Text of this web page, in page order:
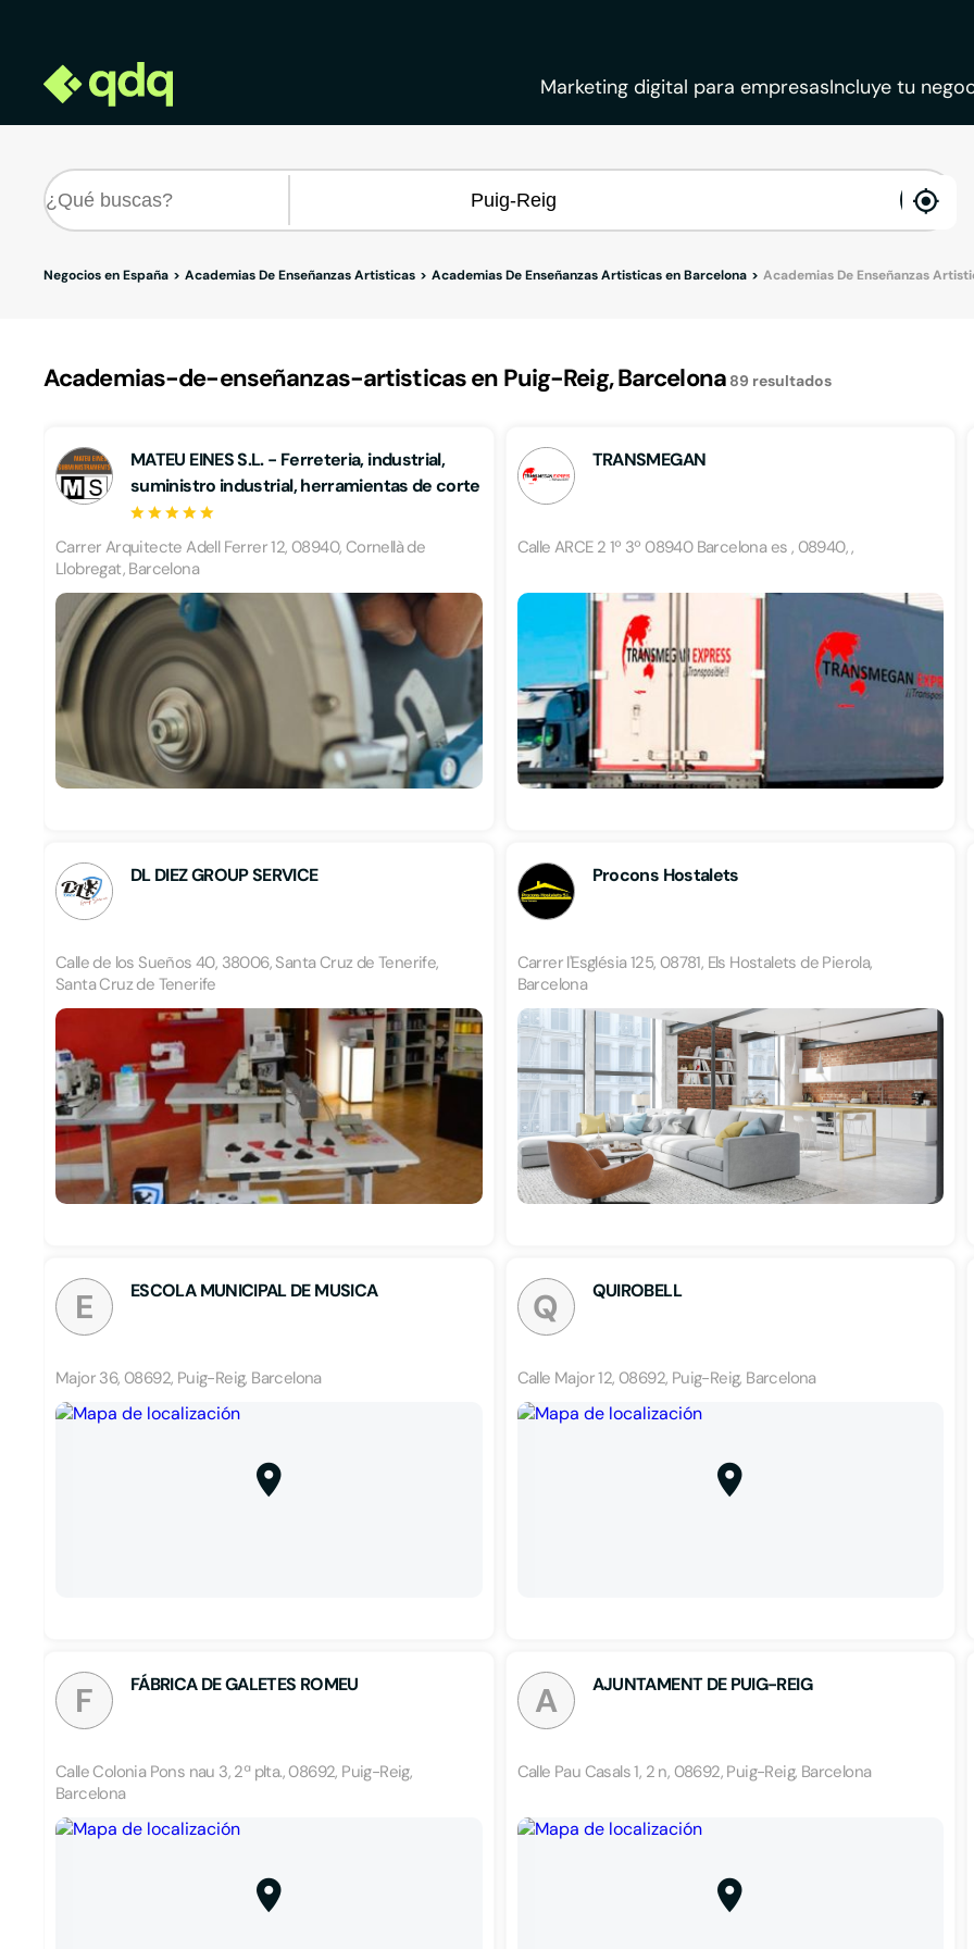
Marketing digital para empresasIncluye tu
Negocios en España Academias De Enseñanzas Artisticas Academias De Enseñanzas Artisticas en Barcelona Academias De Enseñanzas
Academias-de-enseñanzas-artisticas en Puig-Reig, Barcelona 89 resultados
MATEU EINES S.L. - Ferreteria, industrial,
suministro industrial, herramientas de corte
Carrer Arquitecte Adell Ferrer 12, 08940, Cornellà de
Llobregat, Barcelona
TRANSMEGAN
Calle ARCE 2 1º 3º 08940 Barcelona es , 08940, ,
DL DIEZ GROUP SERVICE
Calle de los Sueños 40, 38006, Santa Cruz de Tenerife,
Santa Cruz de Tenerife
Procons Hostalets
Carrer l'Església 125, 08781, Els Hostalets de Pierola,
Barcelona
E ESCOLA MUNICIPAL DE MUSICA
Major 36, 08692, Puig-Reig, Barcelona
Q QUIROBELL
Calle Major 12, 08692, Puig-Reig, Barcelona
F FÁBRICA DE GALETES ROMEU
Calle Colonia Pons nau 3, 2ª plta., 08692, Puig-Reig,
Barcelona
A AJUNTAMENT DE PUIG-REIG
Calle Pau Casals 1, 2 n, 08692, Puig-Reig, Barcelona